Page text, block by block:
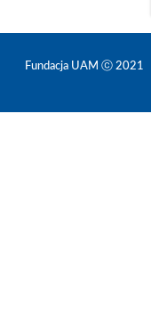
Fundacja UAM ⓒ 2021